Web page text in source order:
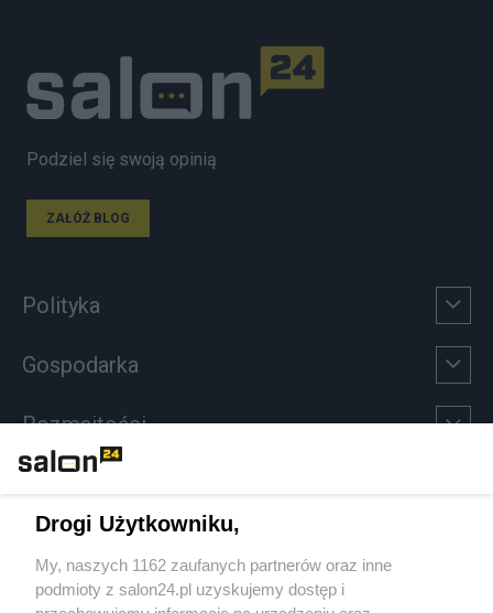
Podziel się swoją opinią
ZAŁÓŻ BLOG
Polityka
Gospodarka
Rozmaitości
Sport
Społeczeństwo
Drogi Użytkowniku,
My, naszych 1162 zaufanych partnerów oraz inne
podmioty z salon24.pl uzyskujemy dostęp i